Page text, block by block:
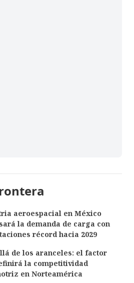
aeroespacial en México
la demanda de carga con
récord hacia 2029
de los aranceles: el factor
la competitividad
en Norteamérica